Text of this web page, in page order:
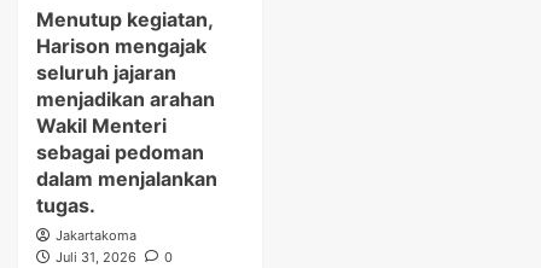
Menutup kegiatan,
Harison mengajak
seluruh jajaran
menjadikan arahan
Wakil Menteri
sebagai pedoman
dalam menjalankan
tugas.
Jakartakoma
Juli 31, 2026
0